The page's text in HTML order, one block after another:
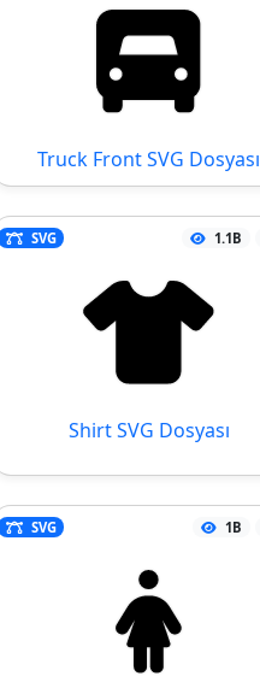
Truck Front SVG Dosyası
SVG 1.1B
Shirt SVG Dosyası
SVG 1B